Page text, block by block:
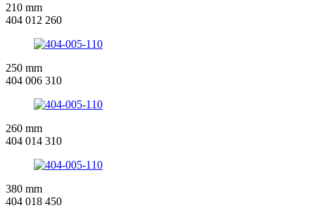
210 mm
404 012 260
250 mm
404 006 310
260 mm
404 014 310
380 mm
404 018 450